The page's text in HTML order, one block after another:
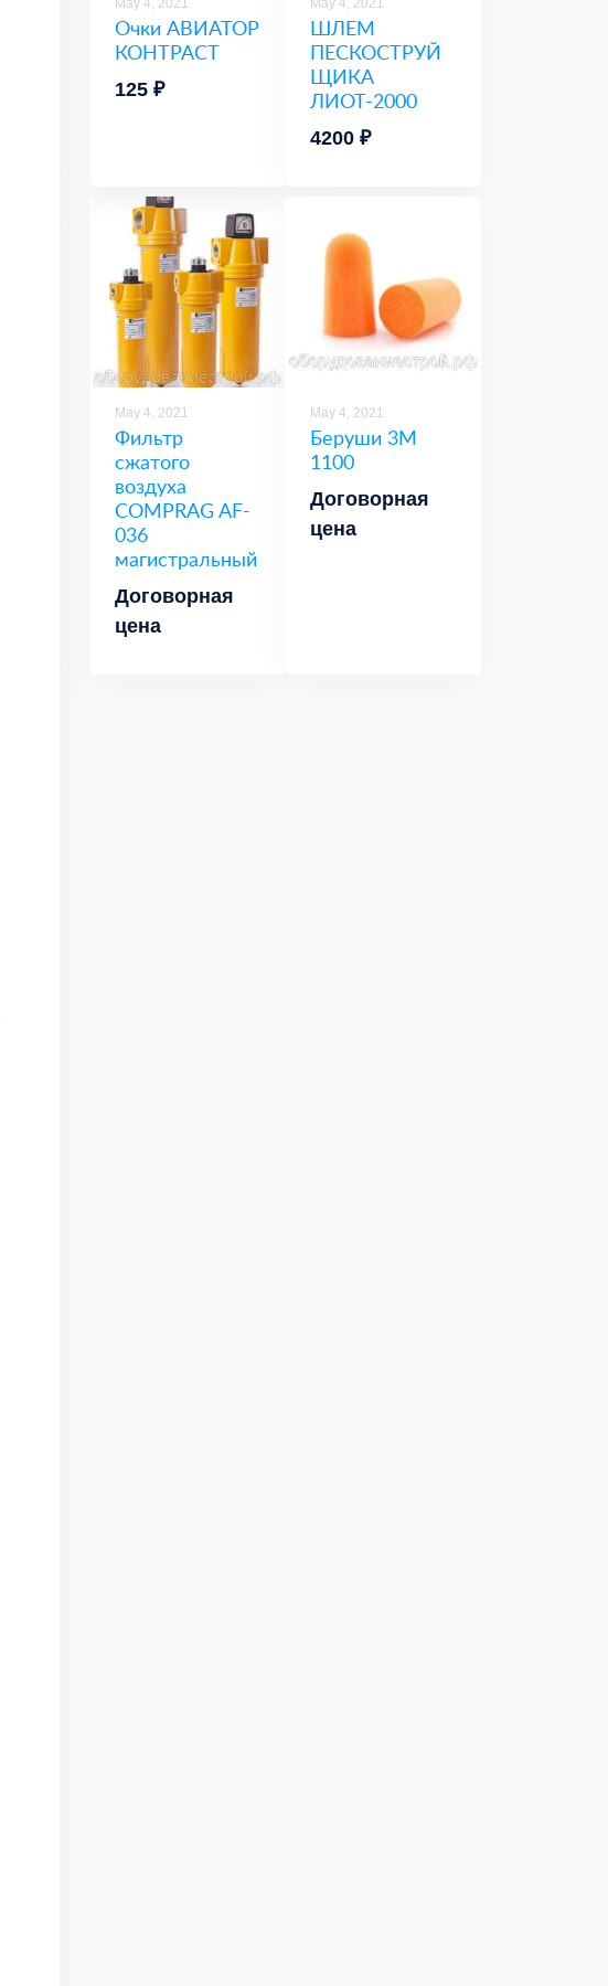
May 4, 2021
Очки АВИАТОР
КОНТРАСТ
125 ₽
May 4, 2021
ШЛЕМ
ПЕСКОСТРУЙ
ЩИКА
ЛИОТ-2000
4200 ₽
May 4, 2021
Фильтр
сжатого
воздуха
COMPRAG AF-
036
магистральный
Договорная
цена
May 4, 2021
Беруши 3М
1100
Договорная
цена